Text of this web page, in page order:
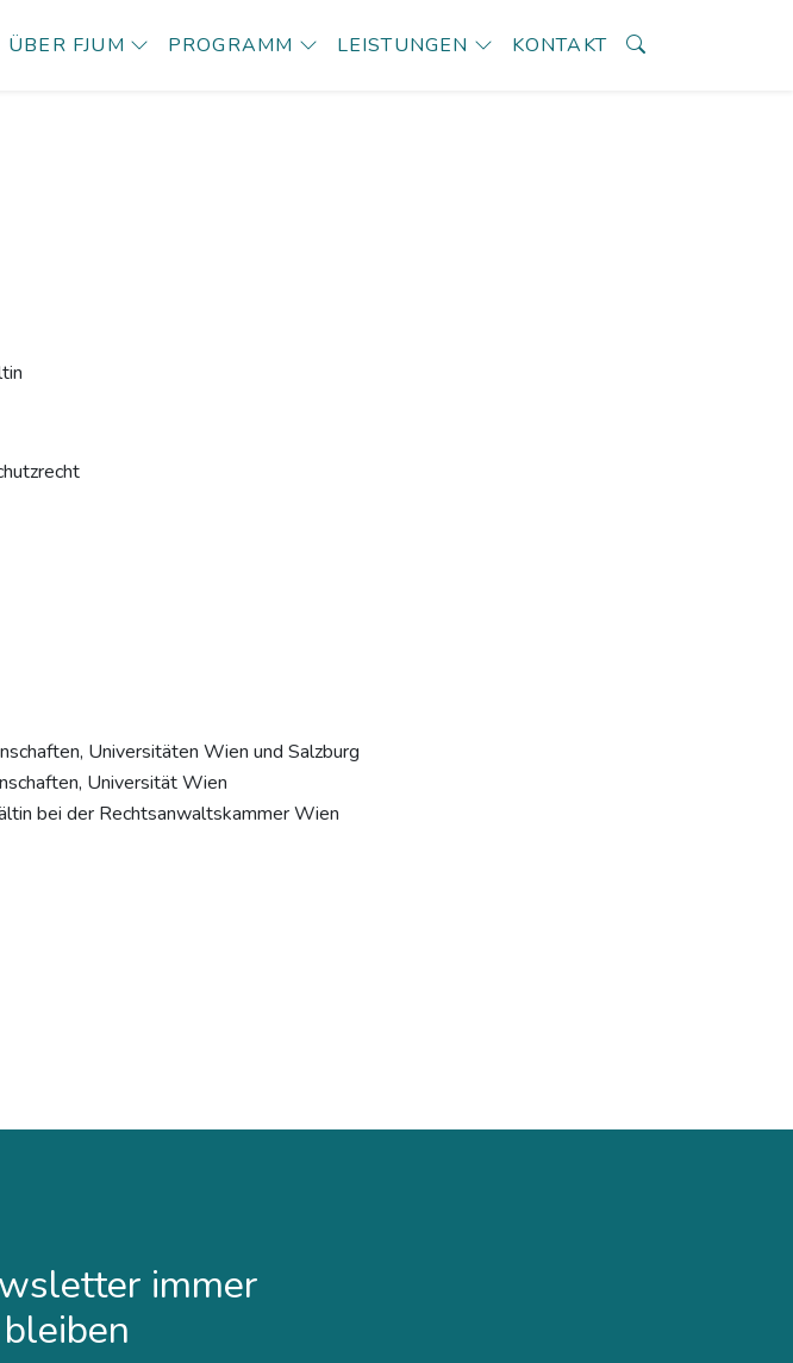
ÜBER FJUM PROGRAMM LEISTUNGEN KONTAKT
Universitäten Wien und Salzburg
Universität Wien
bei der Rechtsanwaltskammer Wien
immer